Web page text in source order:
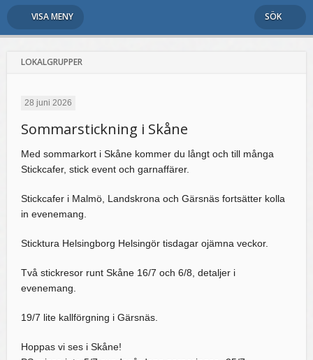
VISA MENY SÖK
LOKALGRUPPER
28 juni 2026
Sommarstickning i Skåne
Med sommarkort i Skåne kommer du långt och till många
Stickcafer, stick event och garnaffärer.
Stickcafer i Malmö, Landskrona och Gärsnäs fortsätter kolla
in evenemang.
Sticktura Helsingborg Helsingör tisdagar ojämna veckor.
Två stickresor runt Skåne 16/7 och 6/8, detaljer i
evenemang.
19/7 lite kallförgning i Gärsnäs.
Hoppas vi ses i Skåne!